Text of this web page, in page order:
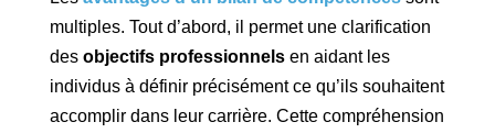
multiples. Tout d’abord, il permet une clarification
des objectifs professionnelsen aidant les
individus à définir précisément ce qu’ils souhaitent
accomplir dans leur carrière. Cette compréhension